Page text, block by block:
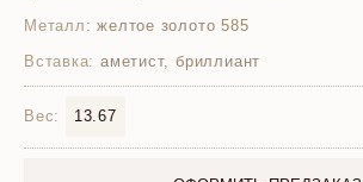
Металл: желтое золото 585
Вставка: аметист, бриллиант
Вес: 13.67